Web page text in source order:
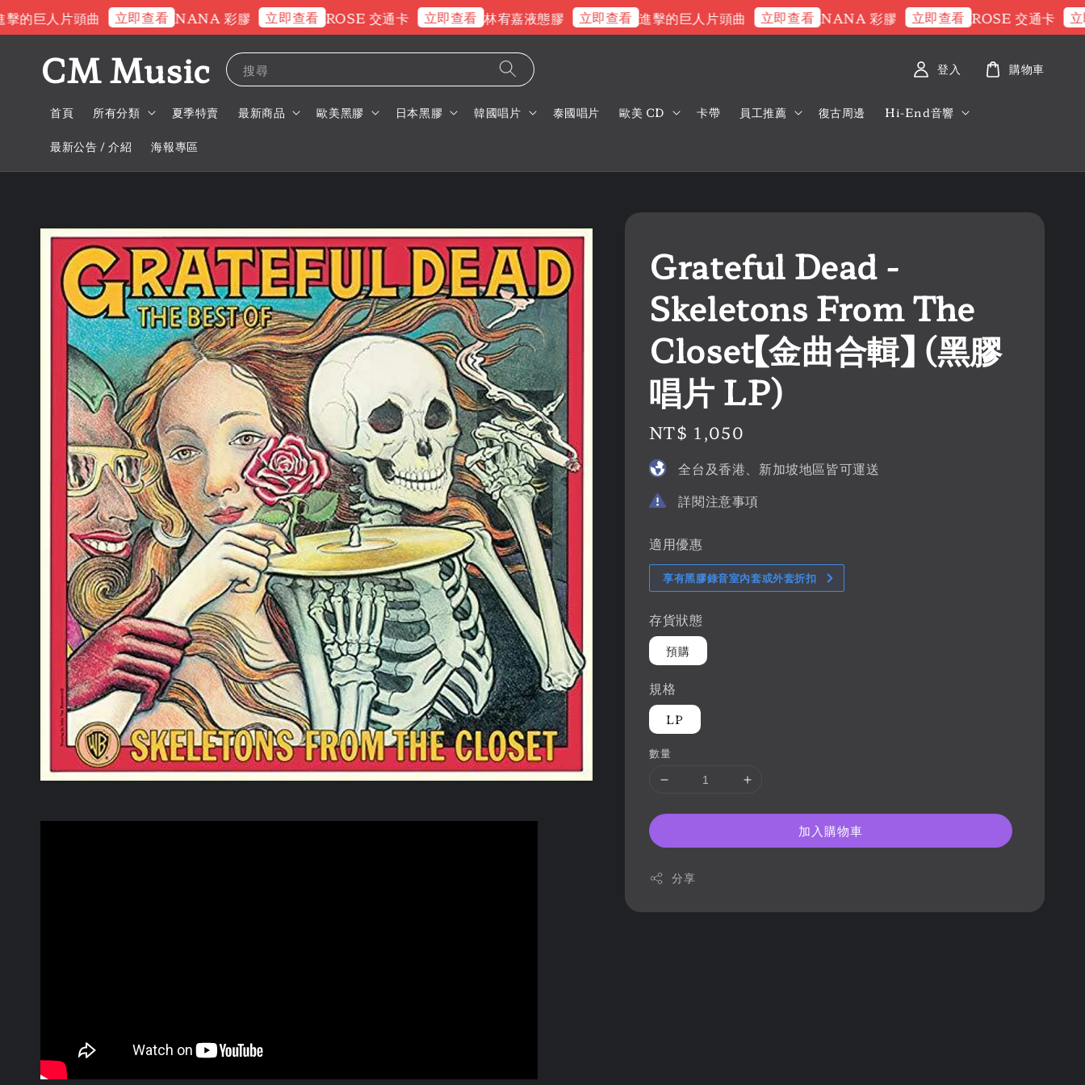
巨人片頭曲 立即查看 NANA 彩膠 立即查看 ROSE 交通卡 立即查看 林宥嘉液態膠 立即查看 進擊的巨人片頭曲 立即查看 NANA 彩膠 立即查看 ROSE 交通卡 立即
CM Music 搜尋
首頁 所有分類 夏季特賣 最新商品 歐美黑膠 日本黑膠 韓國唱片 泰國唱片 歐美 CD 卡帶 員工推薦 復古周邊 Hi-End音響
最新公告 / 介紹 海報專區
登入 購物車
Grateful Dead -
Skeletons From The
Closet【金曲合輯】 (黑膠
唱片 LP)
Regular
price
NT$ 1,050
全台及香港、新加坡地區皆可運送
詳閱注意事項
適用優惠
享有黑膠錄音室內套或外套折扣
存貨狀態
預購
規格
LP
數量
加入購物車
分享